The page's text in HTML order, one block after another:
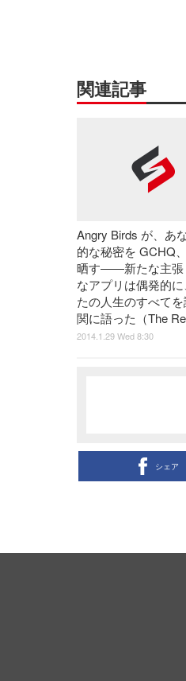
関連記事
Angry Birds が、あ
的な秘密を GCHQ
晒す――新たな主張
なアプリは偶発的
たの人生のすべて
関に語った（The
2014.1.29 Wed 8:30
シェア